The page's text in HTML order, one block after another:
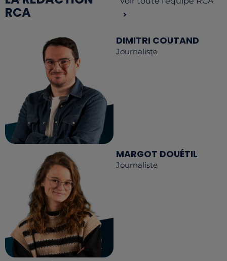
RCA
DIMITRI COUTAND
Journaliste
MARGOT DOUÉTIL
Journaliste